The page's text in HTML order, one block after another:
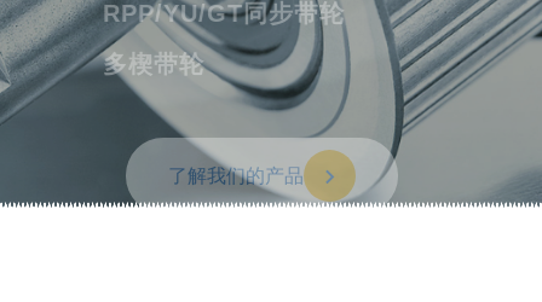
橡胶开口带
了解我们的产品